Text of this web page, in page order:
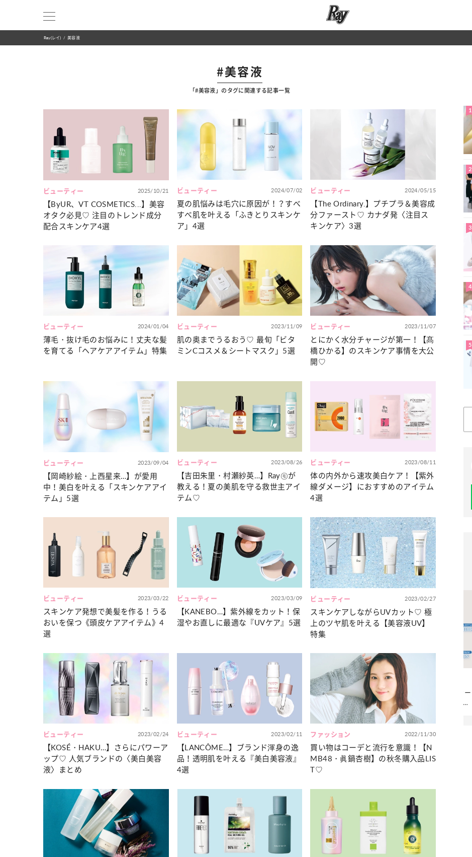
Ray(レイ) 美容液
#美容液
「#美容液」のタグに関連する記事一覧
ビューティー 2025/10/21
【ByUR、VT COSMETICS...】美容
オタク必見♡ 注目のトレンド成分
配合スキンケア4選
ビューティー 2024/07/02
夏の肌悩みは毛穴に原因が！？すべ
すべ肌を叶える「ふきとりスキンケ
ア」4選
ビューティー 2024/05/15
【The Ordinary.】プチプラ＆美容成
分ファースト♡ カナダ発〈注目ス
キンケア〉3選
ビューティー 2024/01/04
薄毛・抜け毛のお悩みに！丈夫な髪
を育てる「ヘアケアアイテム」特集
ビューティー 2023/11/09
肌の奥までうるおう♡ 最旬「ビタ
ミンCコスメ＆シートマスク」5選
ビューティー 2023/11/07
とにかく水分チャージが第一！【髙
橋ひかる】のスキンケア事情を大公
開♡
ビューティー 2023/09/04
【岡崎紗絵・上西星来…】が愛用
中！美白を叶える「スキンケアアイ
テム」5選
ビューティー 2023/08/26
【吉田朱里・村瀬紗英…】Ray㋲が
教える！夏の美肌を守る救世主アイ
テム♡
ビューティー 2023/08/11
体の内外から速攻美白ケア！【紫外
線ダメージ】におすすめのアイテム
4選
ビューティー 2023/03/22
スキンケア発想で美髪を作る！うる
おいを保つ《頭皮ケアアイテム》4
選
ビューティー 2023/03/09
【KANEBO…】紫外線をカット！保
湿やお直しに最適な『UVケア』5選
ビューティー 2023/02/27
スキンケアしながらUVカット♡ 極
上のツヤ肌を叶える【美容液UV】
特集
ビューティー 2023/02/24
【KOSÉ・HAKU…】さらにパワーア
ップ♡ 人気ブランドの〈美白美容
液〉まとめ
ビューティー 2023/02/11
【LANCÔME…】ブランド渾身の逸
品！透明肌を叶える『美白美容液』
4選
ファッション 2022/11/30
買い物はコーデと流行を意識！【N
MB48・眞鍋杏樹】の秋冬購入品LIS
T♡
1
2
3
4
5
カルチャー
“憧れワンピ”を着るきっかけに♡ おしゃ
れ女子が夢中な「ヌン活」の楽しみ方
【12星座別】今月の恋愛運♡ 7月23日～
8月20日の運勢は？
カルチャー
【Dリーグ】Ray世代注目のプロダンサー
集団♡ 各チームを彩る「イケメンダンサ
ー」特集